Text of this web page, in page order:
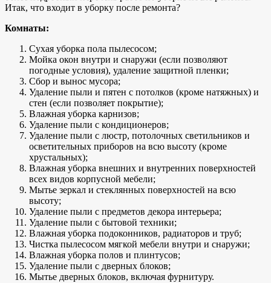
Итак, что входит в уборку после ремонта?
Комнаты:
Сухая уборка пола пылесосом;
Мойка окон внутри и снаружи (если позволяют
погодные условия), удаление защитной пленки;
Сбор и вынос мусора;
Удаление пыли и пятен с потолков (кроме натяжных) и
стен (если позволяет покрытие);
Влажная уборка карнизов;
Удаление пыли с кондиционеров;
Удаление пыли с люстр, потолочных светильников и
осветительных приборов на всю высоту (кроме
хрустальных);
Влажная уборка внешних и внутренних поверхностей
всех видов корпусной мебели;
Мытье зеркал и стеклянных поверхностей на всю
высоту;
Удаление пыли с предметов декора интерьера;
Удаление пыли с бытовой техники;
Влажная уборка подоконников, радиаторов и труб;
Чистка пылесосом мягкой мебели внутри и снаружи;
Влажная уборка полов и плинтусов;
Удаление пыли с дверных блоков;
Мытье дверных блоков, включая фурнитуру.